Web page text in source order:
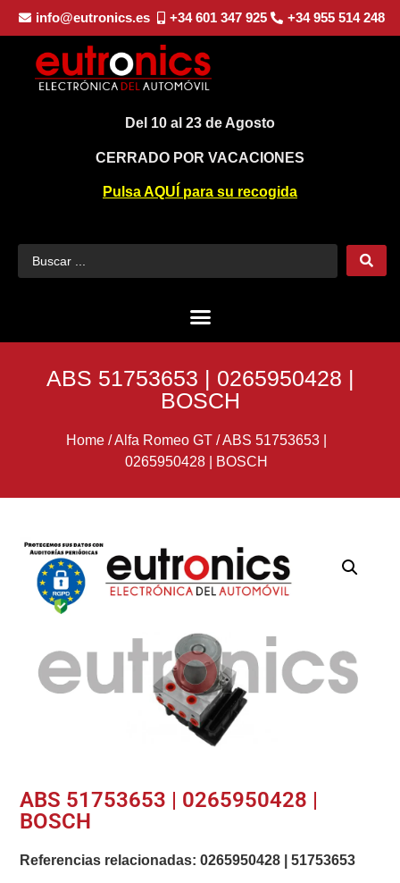
info@eutronics.es +34 601 347 925 +34 955 514 248
Del 10 al 23 de Agosto
CERRADO POR VACACIONES
Pulsa AQUÍ para su recogida
ABS 51753653 | 0265950428 |
BOSCH
Home/Alfa Romeo GT/ABS 51753653 |
0265950428 | BOSCH
ABS 51753653 | 0265950428 |
BOSCH
Referencias relacionadas:0265950428 |51753653